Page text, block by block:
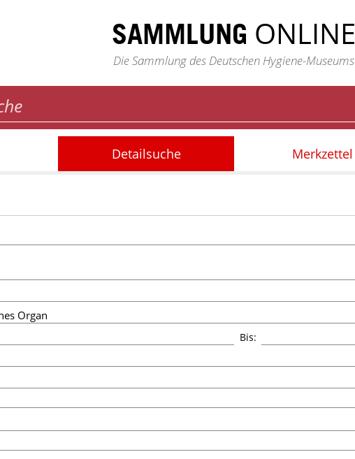
SAMMLUNG ONLINE
Die Sammlung des Deutschen Hygiene-Museums
Detailsuche Merkzettel
Bis: